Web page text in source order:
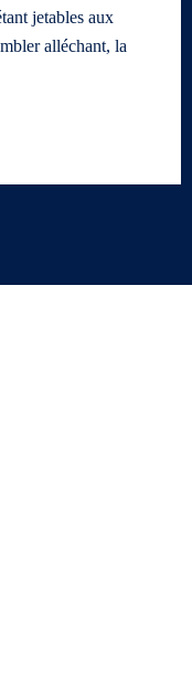
jetables aux
alléchant, la